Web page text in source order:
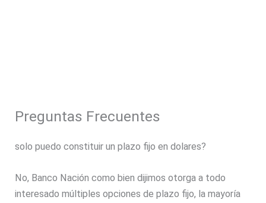
Preguntas Frecuentes
solo puedo constituir un plazo fijo en dolares?
No, Banco Nación como bien dijimos otorga a todo
interesado múltiples opciones de plazo fijo, la mayoría